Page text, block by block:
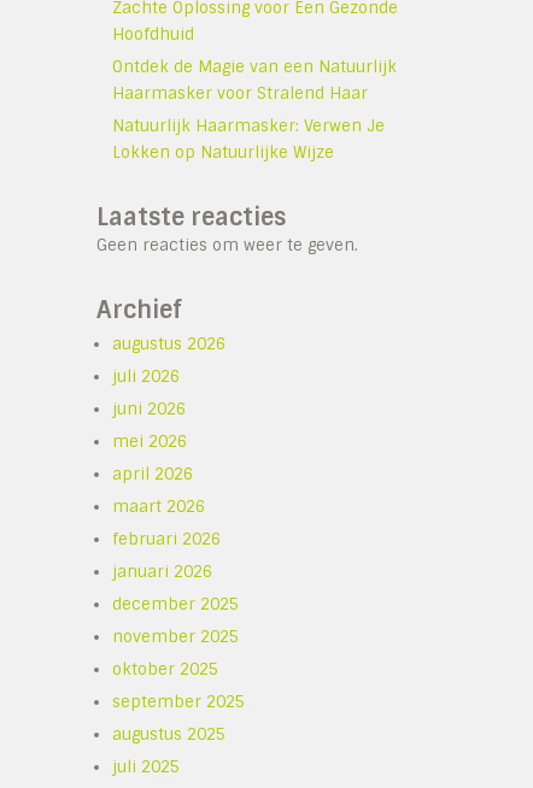
Zachte Oplossing voor Een Gezonde
Hoofdhuid
Ontdek de Magie van een Natuurlijk
Haarmasker voor Stralend Haar
Natuurlijk Haarmasker: Verwen Je
Lokken op Natuurlijke Wijze
Laatste reacties
Geen reacties om weer te geven.
Archief
augustus 2026
juli 2026
juni 2026
mei 2026
april 2026
maart 2026
februari 2026
januari 2026
december 2025
november 2025
oktober 2025
september 2025
augustus 2025
juli 2025